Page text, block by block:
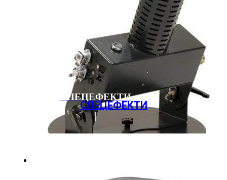
СПЕЦЕФЕКТИ
СПЕЦЕФЕКТИ